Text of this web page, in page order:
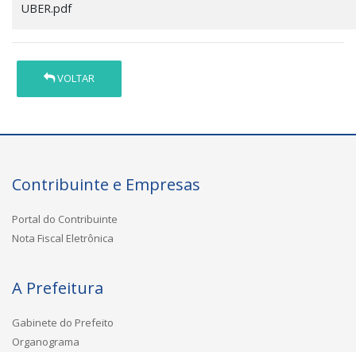
UBER.pdf
VOLTAR
Contribuinte e Empresas
Portal do Contribuinte
Nota Fiscal Eletrônica
A Prefeitura
Gabinete do Prefeito
Organograma